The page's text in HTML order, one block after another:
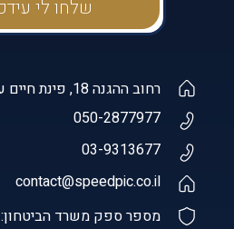
רחוב ההגנה 18, פינת חיים עוזר, פתח תקווה
050-2877977
03-9313677
contact@speedpic.co.il
מספר ספק משרד הביטחון: 0011016685